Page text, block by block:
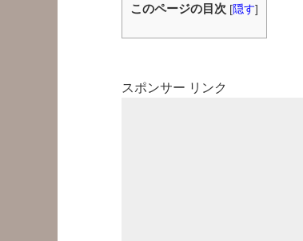
このページの目次 [隠す]
スポンサー リンク